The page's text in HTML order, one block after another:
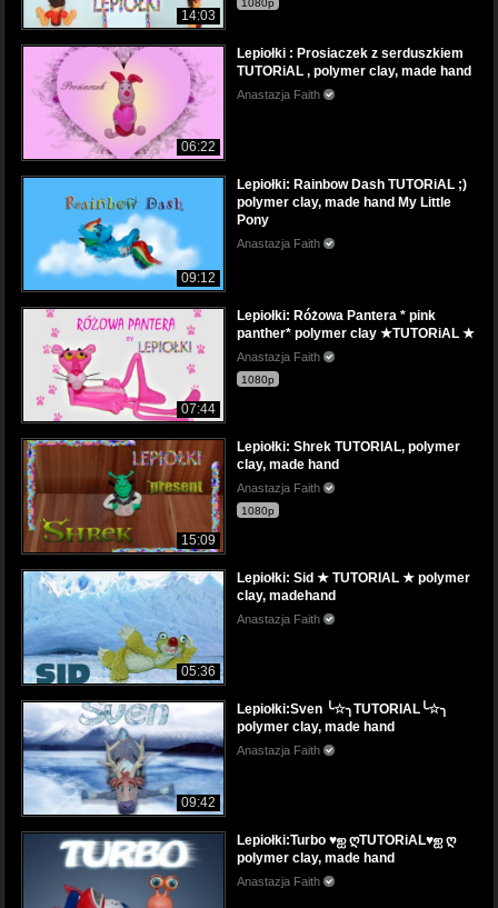
14:03
1080p
06:22
Lepiołki : Prosiaczek z serduszkiem
TUTORiAL , polymer clay, made hand
Anastazja Faith
09:12
Lepiołki: Rainbow Dash TUTORiAL ;)
polymer clay, made hand My Little
Pony
Anastazja Faith
07:44
Lepiołki: Różowa Pantera * pink
panther* polymer clay ★TUTORiAL ★
Anastazja Faith
1080p
15:09
Lepiołki: Shrek TUTORIAL, polymer
clay, made hand
Anastazja Faith
1080p
05:36
Lepiołki: Sid ★ TUTORIAL ★ polymer
clay, madehand
Anastazja Faith
09:42
Lepiołki:Sven ╰☆╮TUTORIAL╰☆╮
polymer clay, made hand
Anastazja Faith
Lepiołki:Turbo ♥ஐ ღTUTORiAL♥ஐ ღ
polymer clay, made hand
Anastazja Faith